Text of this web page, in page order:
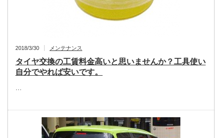
2018/3/30 メンテナンス
タイヤ交換の工賃料金高いと思いませんか？工具使い
自分でやれば安いです。
…